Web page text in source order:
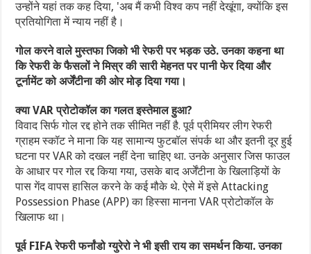
उन्होंने यहां तक कह दिया, 'अब मैं कभी विश्व कप नहीं देखूंगा, क्योंकि इस
प्रतियोगिता में न्याय नहीं है।
गोल करने वाले मुस्तफा जिको भी रेफरी पर भड़क उठे. उनका कहना था
कि रेफरी के फैसलों ने मिस्र की सारी मेहनत पर पानी फेर दिया और
टूर्नामेंट को अर्जेंटीना की ओर मोड़ दिया गया।
क्या VAR प्रोटोकॉल का गलत इस्तेमाल हुआ?
विवाद सिर्फ गोल रद्द होने तक सीमित नहीं है. पूर्व प्रीमियर लीग रेफरी
ग्राहम स्कॉट ने माना कि यह सामान्य फुटबॉल संपर्क था और इतनी दूर हुई
घटना पर VAR को दखल नहीं देना चाहिए था. उनके अनुसार जिस फाउल
के आधार पर गोल रद्द किया गया, उसके बाद अर्जेंटीना के खिलाड़ियों के
पास गेंद वापस हासिल करने के कई मौके थे. ऐसे में इसे Attacking
Possession Phase (APP) का हिस्सा मानना VAR प्रोटोकॉल के
खिलाफ था।
पूर्व FIFA रेफरी फर्नांडो ग्युरेरो ने भी इसी राय का समर्थन किया. उनका